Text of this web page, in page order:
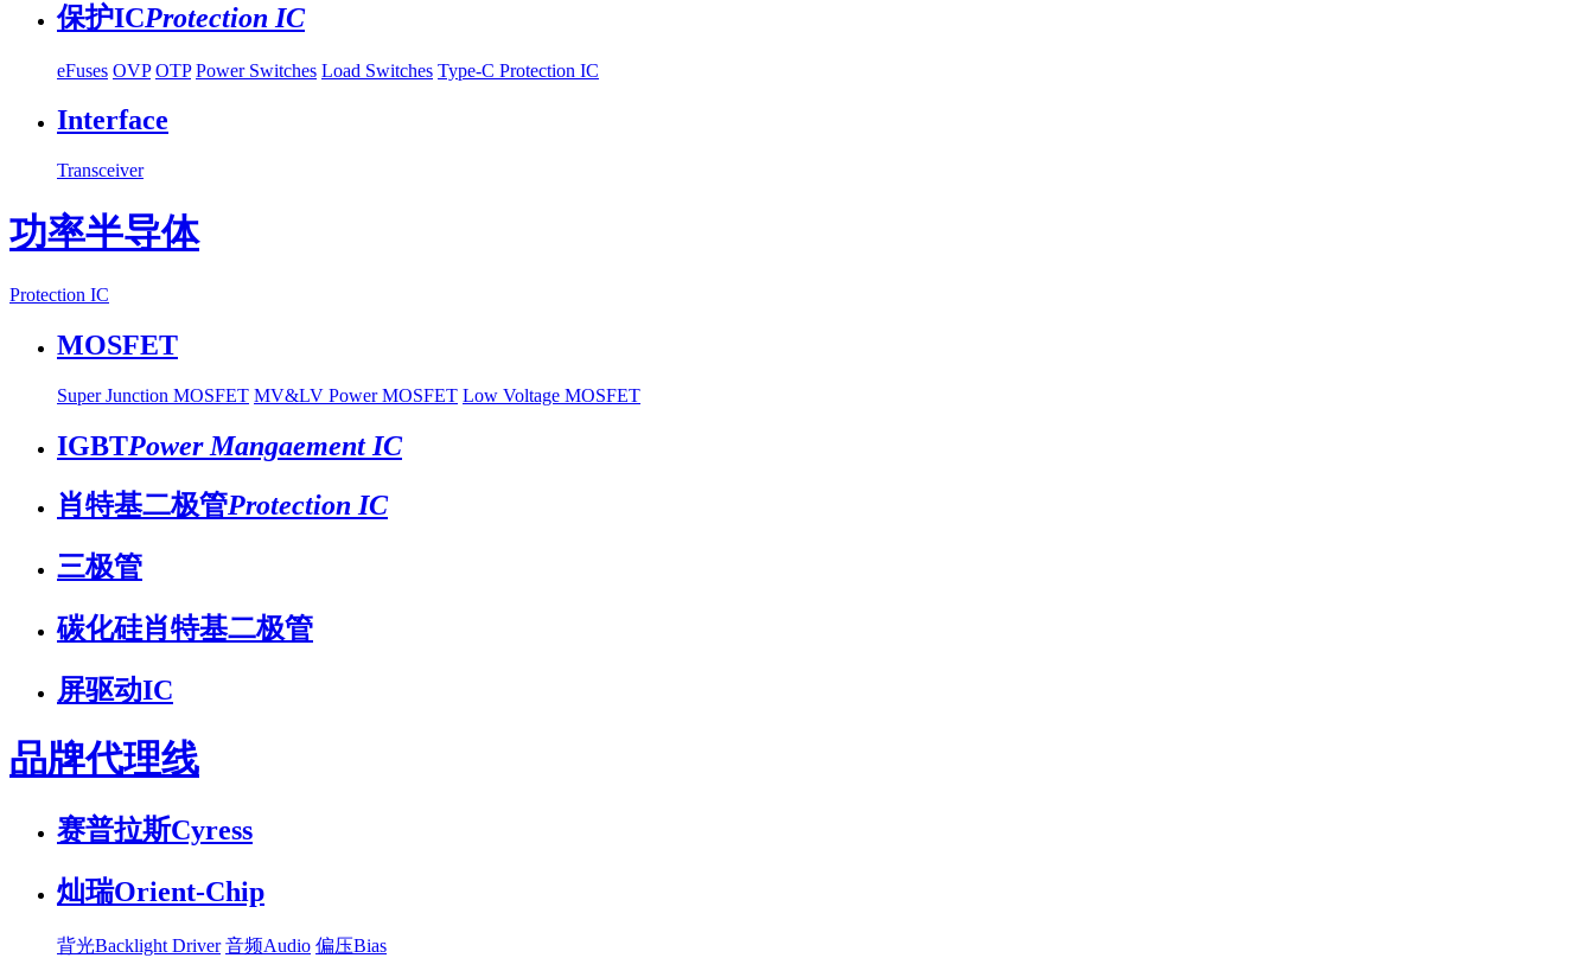
保护ICProtection IC
eFuses OVP OTP Power Switches Load Switches Type-C Protection IC
Interface
Transceiver
功率半导体
Protection IC
MOSFET
Super Junction MOSFET MV&LV Power MOSFET Low Voltage MOSFET
IGBTPower Mangaement IC
肖特基二极管Protection IC
三极管
碳化硅肖特基二极管
屏驱动IC
品牌代理线
赛普拉斯Cyress
灿瑞Orient-Chip
背光Backlight Driver 音频Audio 偏压Bias